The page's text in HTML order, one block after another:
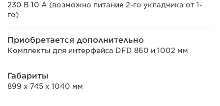
230 В 10 А (возможно питание 2-го укладчика от 1-
го)
Приобретается дополнительно
Комплекты для интерфейса DFD 860 и 1002 мм
Габариты
899 x 745 x 1040 мм